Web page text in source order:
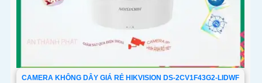
CAMERA KHÔNG DÂY GIÁ RẺ HIKVISION DS-2CV1F43G2-LIDWF